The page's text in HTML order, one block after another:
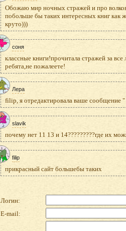
Обожаю мир ночных стражей и про волков
побольше бы таких интересных книг
круто)))
соня
классные книги!прочитала стражей за
ребята,не пожалеете!
Лера
filip, я отредактировала ваше сообщение
slavik
почему нет 11 13 и 14?????????где их
filip
прикрасный сайт большебы таких
Логин:
E-mail: